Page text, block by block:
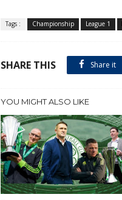
Tags : Championship League 1
SHARE THIS Share it
YOU MIGHT ALSO LIKE